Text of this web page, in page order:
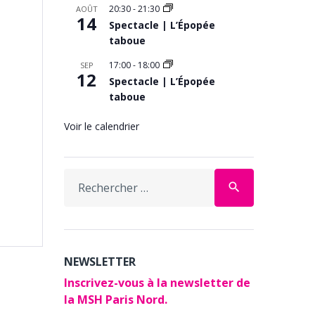
AOÛT
14
20:30-21:30
Spectacle | L’Épopée
taboue
SEP
12
17:00- 18:00
Spectacle | L’Épopée
taboue
Voir le calendrier
for:
search
NEWSLETTER
Inscrivez-vous à la newsletter de
la MSH Paris Nord.